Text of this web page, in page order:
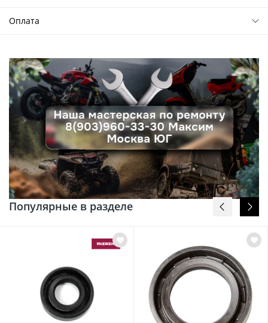
Оплата
Популярные в разделе